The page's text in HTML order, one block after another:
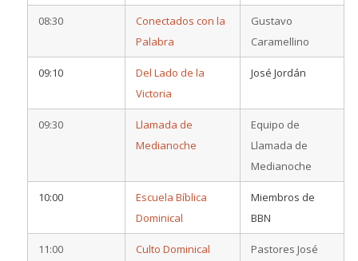
08:30
Conectados con la
Palabra
Gustavo
Caramellino
09:10
Del Lado de la
Victoria
José Jordán
09:30
Llamada de
Medianoche
Equipo de
Llamada de
Medianoche
10:00
Escuela Bíblica
Dominical
Miembros de
BBN
11:00 Culto Dominical
Pastores José